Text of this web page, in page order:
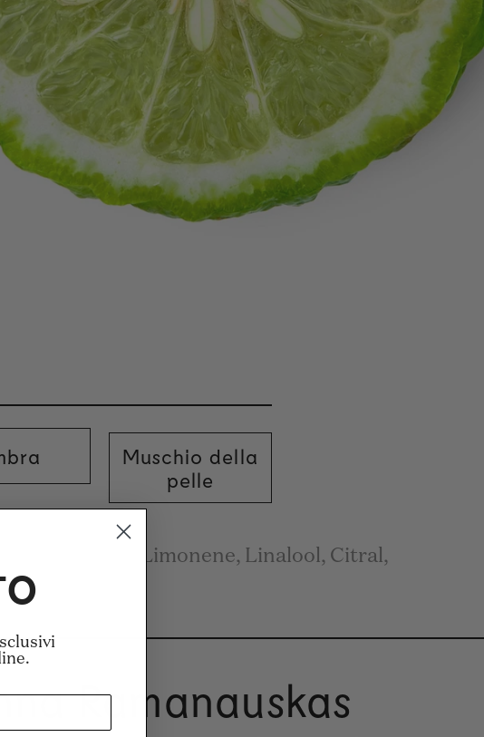
Muschio della
pelle
Acqua/Eau, Limonene, Linalool, Citral,
Ramanauskas